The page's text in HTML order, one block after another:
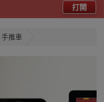
打開
手推車